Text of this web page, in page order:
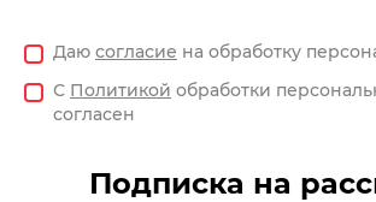
Даю согласие на обработку
С Политикой обработки
согласен
Подписка на